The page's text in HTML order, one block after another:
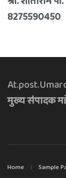
8275590450
मुख्य संपादक
Home Sample